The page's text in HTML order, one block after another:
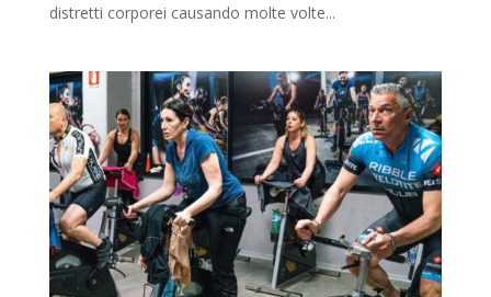
distretti corporei causando molte volte...